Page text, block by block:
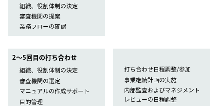
組織、役割体制の決定
審査機関の提案
業務フローの確認
2〜5回目の打ち合わせ
組織、役割体制の決定
審査機関の選定
マニュアルの作成サポート
目的管理
打ち合わせ日程調整/参加
事業継続計画の実施
内部監査およびマネジメント
レビューの日程調整